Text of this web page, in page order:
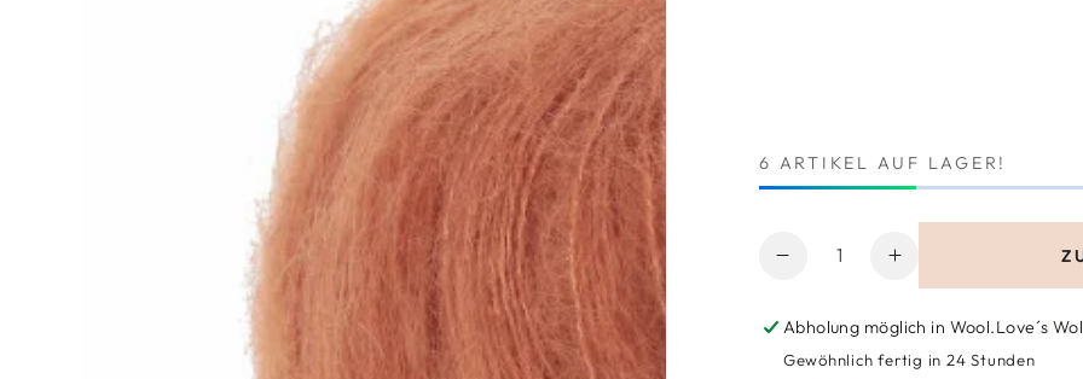
6 ARTIKEL AUF LAGER!
Anzahl
Verringere
Menge
für
Erhöhe
die
Menge
für
Abholung möglich in Wool.Love´s
Gewöhnlich fertig in 24 Stunden